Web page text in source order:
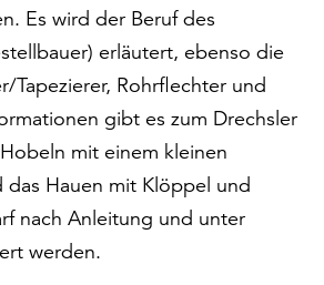
Es wird der Beruf des
erläutert, ebenso die
Tapezierer, Rohrflechter und
gibt es zum Drechsler
mit einem kleinen
das Hauen mit Klöppel und
nach Anleitung und unter
werden.